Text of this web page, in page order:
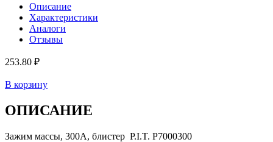
Описание
Характеристики
Аналоги
Отзывы
253.80 ₽
В корзину
ОПИСАНИЕ
Зажим массы, 300А, блистер P.I.T. P7000300